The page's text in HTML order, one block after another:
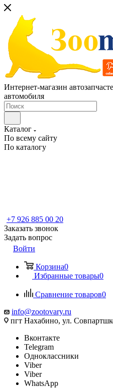
Интернет-магазин
автомобиля
Каталог
По всему сайту
По каталогу
+7 926 885 00 20
Заказать звонок
Задать вопрос
Войти
Корзина0
Избранные товары0
Сравнение товаров0
info@zootovary.ru
пгт Нахабино, ул.
Вконтакте
Telegram
Одноклассники
Viber
Viber
WhatsApp